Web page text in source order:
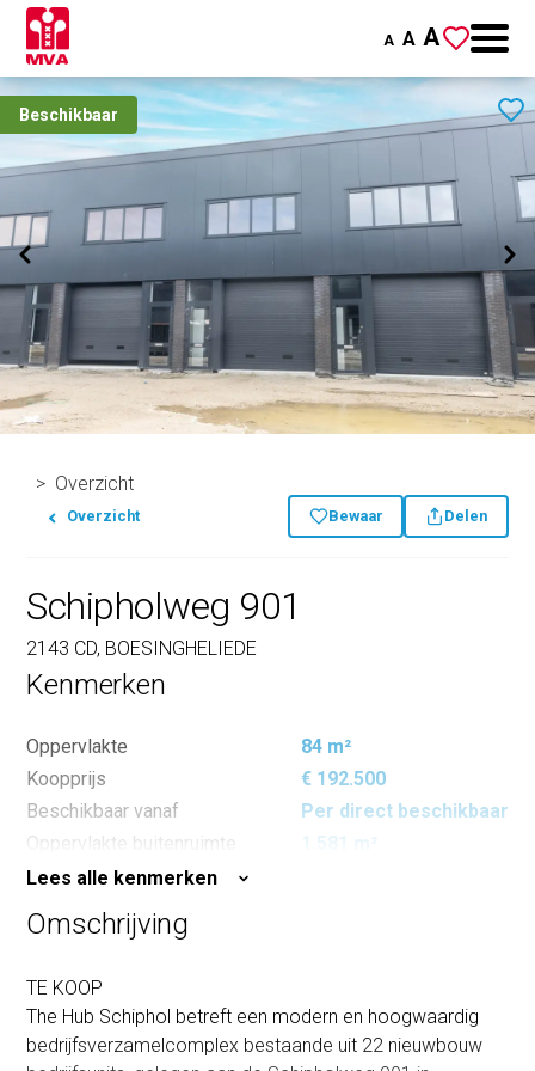
A A A
Beschikbaar
Overzicht
Overzicht Bewaar Delen
Schipholweg 901
2143 CD, BOESINGHELIEDE
Kenmerken
Oppervlakte
84 m²
Koopprijs
€ 192.500
Beschikbaar vanaf
Per direct beschikbaar
Oppervlakte buitenruimte
1.581 m²
Lees alle kenmerken
Omschrijving
TE KOOP
The Hub Schiphol betreft een modern en hoogwaardig
bedrijfsverzamelcomplex bestaande uit 22 nieuwbouw